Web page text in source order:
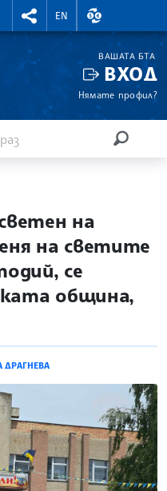
RIGHTMENU.SOCIAL
EN
ВАЛУТНИ
ВАШАТА БТА
ВХОД
Нямате профил?
на
на светите
се
община,
ДРАГНЕВА